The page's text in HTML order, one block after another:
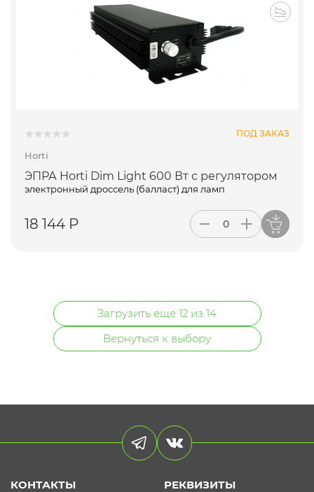
ПОД ЗАКАЗ
Horti
ЭПРА Horti Dim Light 600 Вт с регулятором
электронный дроссель (балласт) для ламп
18 144 Р
Загрузить еще 12 из 14
Вернуться к выбору
КОНТАКТЫ
РЕКВИЗИТЫ